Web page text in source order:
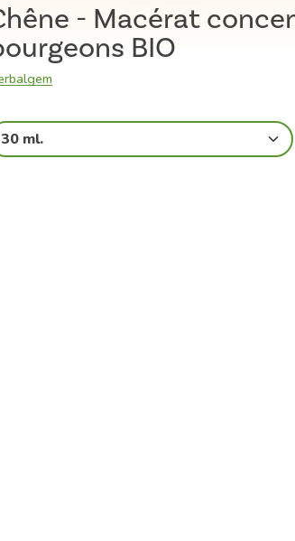
- Macérat
BIO
30 ml.